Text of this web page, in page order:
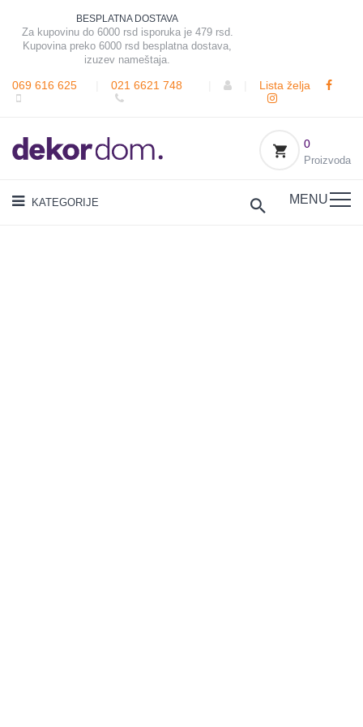
BESPLATNA DOSTAVA
Za kupovinu do 6000 rsd isporuka je 479 rsd.
Kupovina preko 6000 rsd besplatna dostava,
izuzev nameštaja.
069 616 625 021 6621 748 Lista želja
0
Proizvoda
KATEGORIJE MENU